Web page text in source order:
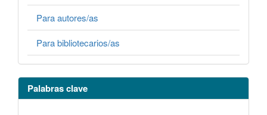
Para autores/as
Para bibliotecarios/as
Palabras clave